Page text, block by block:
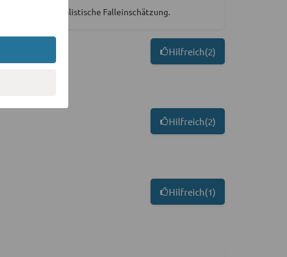
kompetent. Realistische Falleinschätzung.
Hilfreich(2)
Hilfreich(2)
Hilfreich(1)